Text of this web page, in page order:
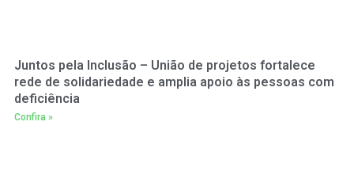
Juntos pela Inclusão – União de projetos fortalece
rede de solidariedade e amplia apoio às pessoas com
deficiência
Confira »